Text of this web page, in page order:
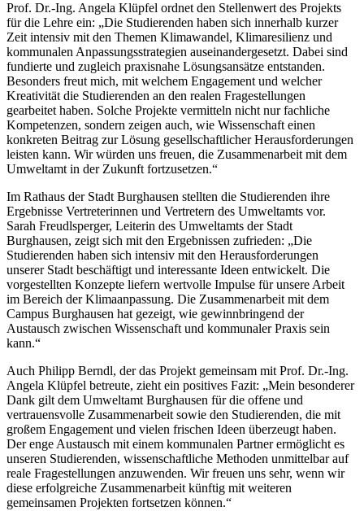
Prof. Dr.-Ing. Angela Klüpfel ordnet den Stellenwert des Projekts
für die Lehre ein: „Die Studierenden haben sich innerhalb kurzer
Zeit intensiv mit den Themen Klimawandel, Klimaresilienz und
kommunalen Anpassungsstrategien auseinandergesetzt. Dabei sind
fundierte und zugleich praxisnahe Lösungsansätze entstanden.
Besonders freut mich, mit welchem Engagement und welcher
Kreativität die Studierenden an den realen Fragestellungen
gearbeitet haben. Solche Projekte vermitteln nicht nur fachliche
Kompetenzen, sondern zeigen auch, wie Wissenschaft einen
konkreten Beitrag zur Lösung gesellschaftlicher Herausforderungen
leisten kann. Wir würden uns freuen, die Zusammenarbeit mit dem
Umweltamt in der Zukunft fortzusetzen.“
Im Rathaus der Stadt Burghausen stellten die Studierenden ihre
Ergebnisse Vertreterinnen und Vertretern des Umweltamts vor.
Sarah Freudlsperger, Leiterin des Umweltamts der Stadt
Burghausen, zeigt sich mit den Ergebnissen zufrieden: „Die
Studierenden haben sich intensiv mit den Herausforderungen
unserer Stadt beschäftigt und interessante Ideen entwickelt. Die
vorgestellten Konzepte liefern wertvolle Impulse für unsere Arbeit
im Bereich der Klimaanpassung. Die Zusammenarbeit mit dem
Campus Burghausen hat gezeigt, wie gewinnbringend der
Austausch zwischen Wissenschaft und kommunaler Praxis sein
kann.“
Auch Philipp Berndl, der das Projekt gemeinsam mit Prof. Dr.-Ing.
Angela Klüpfel betreute, zieht ein positives Fazit: „Mein besonderer
Dank gilt dem Umweltamt Burghausen für die offene und
vertrauensvolle Zusammenarbeit sowie den Studierenden, die mit
großem Engagement und vielen frischen Ideen überzeugt haben.
Der enge Austausch mit einem kommunalen Partner ermöglicht es
unseren Studierenden, wissenschaftliche Methoden unmittelbar auf
reale Fragestellungen anzuwenden. Wir freuen uns sehr, wenn wir
diese erfolgreiche Zusammenarbeit künftig mit weiteren
gemeinsamen Projekten fortsetzen können.“